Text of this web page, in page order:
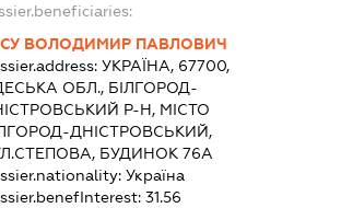
ВОЛОДИМИР ПАВЛОВИЧ
УКРАЇНА, 67700,
ОБЛ., БІЛГОРОД-
Р-Н, МІСТО
ДНІСТРОВСЬКИЙ,
БУДИНОК 76А
Україна
31.56